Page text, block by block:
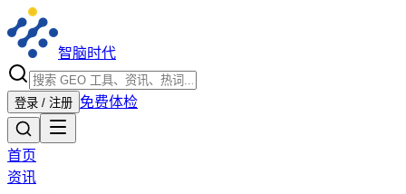
智脑时代
登录 / 注册 免费体检
首页
资讯